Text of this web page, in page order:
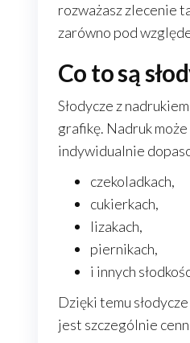
rozważasz zlecenie
zarówno pod
Co to są
Słodycze z
grafikę. Nadruk
indywidualnie
czekoladkach,
cukierkach,
lizakach,
piernikach,
i innych
Dzięki temu
jest szczególnie